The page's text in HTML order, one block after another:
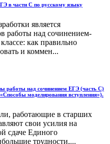
в части С по русскому языку
является
работы над сочинением-
как правильно
и коммен...
работы над сочинением ЕГЭ (часть С)
моделирования вступления»).
работающие в старших
свои усилия на
сдаче Единого
трудности,...